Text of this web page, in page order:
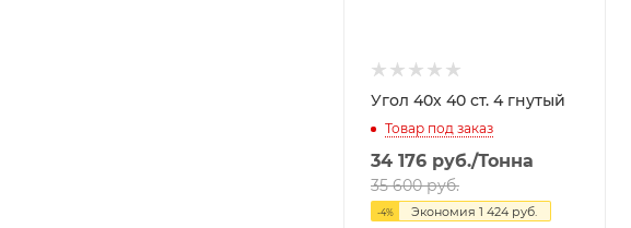
Угол 40х 40 ст. 4 гнутый
Товар под заказ
34 176 руб./Тонна
35 600руб.
-4% Экономия 1 424 руб.